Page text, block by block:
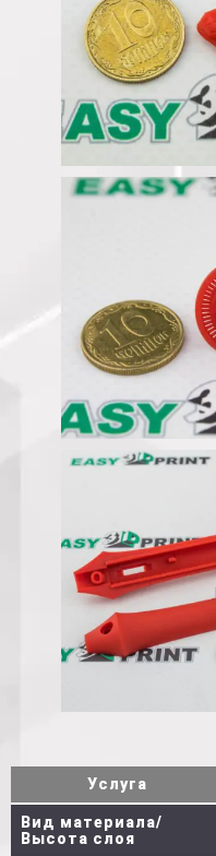
Услуга
Вид материала/
Высота слоя